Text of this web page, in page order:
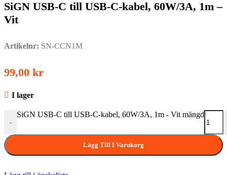
SiGN USB-C till USB-C-kabel, 60W/3A, 1m –
Vit
Artikelnr: SN-CCN1M
99,00 kr
I lager
-
SiGN USB-C till USB-C-kabel, 60W/3A, 1m - Vit mängd
Lägg Till I Varukorg